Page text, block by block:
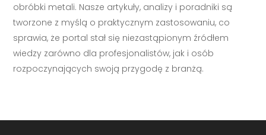
obróbki metali. Nasze artykuły, analizy i poradniki są
tworzone z myślą o praktycznym zastosowaniu, co
sprawia, że portal stał się niezastąpionym źródłem
wiedzy zarówno dla profesjonalistów, jak i osób
rozpoczynających swoją przygodę z branżą.